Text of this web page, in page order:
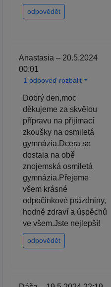
odpovědět
Anastasia – 20.5.2024
00:01
1 odpoveď rozbalit
Dobrý den,moc
děkujeme za skvělou
přípravu na přijímací
zkoušky na osmiletá
gymnázia.Dcera se
dostala na obě
znojemská osmiletá
gymnázia.Přejeme
všem krásné
odpočinkové prázdniny,
hodně zdraví a úspěchů
ve všem.Jste nejlepší!
odpovědět